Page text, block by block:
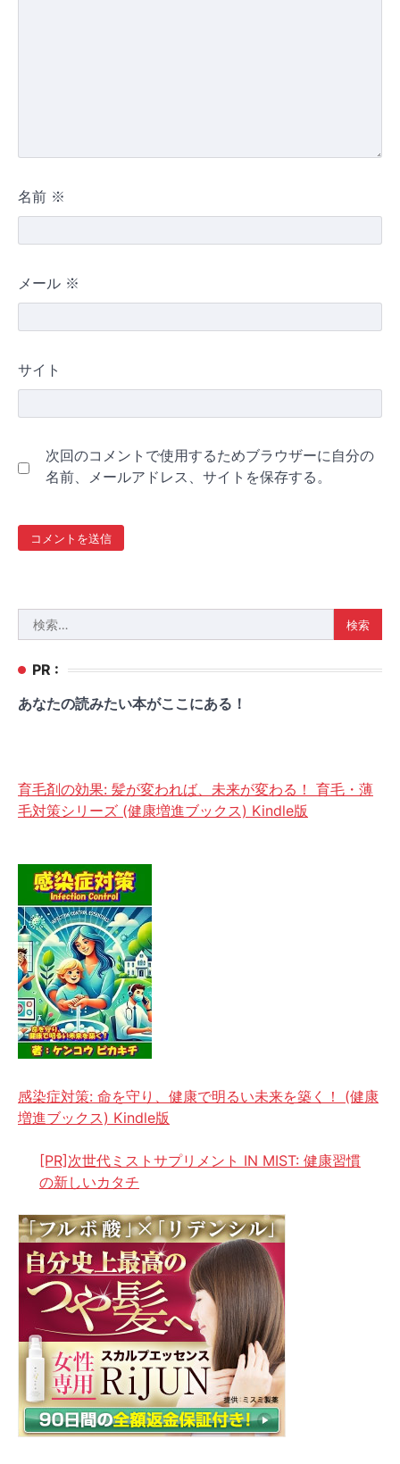
名前 ※
メール ※
サイト
次回のコメントで使用するためブラウザーに自分の
名前、メールアドレス、サイトを保存する。
索:
PR :
あなたの読みたい本がここにある！
育毛剤の効果: 髪が変われば、未来が変わる！ 育毛・薄
毛対策シリーズ (健康増進ブックス) Kindle版
感染症対策: 命を守り、健康で明るい未来を築く！ (健康
増進ブックス) Kindle版
[PR]次世代ミストサプリメント IN MIST: 健康習慣
の新しいカタチ